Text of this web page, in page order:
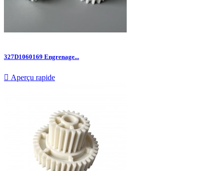
327D1060169 Engrenage...
 Aperçu rapide